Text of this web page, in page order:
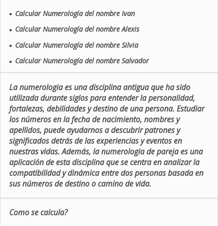
■ Calcular Numerología del nombre Ivan
■ Calcular Numerología del nombre Alexis
■ Calcular Numerología del nombre Silvia
■ Calcular Numerología del nombre Salvador
La numerologia es una disciplina antigua que ha sido
utilizada durante siglos para entender la personalidad,
fortalezas, debilidades y destino de una persona. Estudiar
los números en la fecha de nacimiento, nombres y
apellidos, puede ayudarnos a descubrir patrones y
significados detrás de las experiencias y eventos en
nuestras vidas. Además, la numerologia de pareja es una
aplicación de esta disciplina que se centra en analizar la
compatibilidad y dinámica entre dos personas basada en
sus números de destino o camino de vida.
Como se calcula?